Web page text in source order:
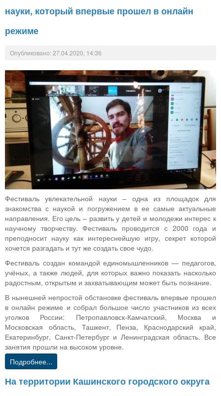
науки, который впервые прошел в онлайн
режиме
Опубликовано: 27.04.2020, 14:36
Фестиваль увлекательной науки – одна из площадок для
знакомства с наукой и погружением в ее самые актуальные
направления. Его цель – развить у детей и молодежи интерес к
научному творчеству. Фестиваль проводится с 2000 года и
преподносит науку как интереснейшую игру, секрет которой
хочется разгадать и тут же создать свое чудо.
Фестиваль создан командой единомышленников — педагогов,
учёных, а также людей, для которых важно показать насколько
радостным, открытым и захватывающим может быть познание.
В нынешней непростой обстановке фестиваль впервые прошел
в онлайн режиме и собрал большое число участников из всех
уголков России: Петропавловск-Камчатский, Москва и
Московская область, Ташкент, Пенза, Краснодарский край,
Екатеринбург, Санкт-Петербург и Ленинградская область. Все
занятия прошли на высоком уровне.
Подробнее...
На территории Кашинского городского округа